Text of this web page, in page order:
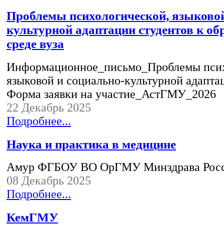
Проблемы психологической,
культурной адаптации студентов к
среде вуза
Информационное_письмо_Проблемы
языковой и социально-культурной
Форма заявки на участие_АстГМУ_2026
22 Декабрь 2025
Подробнее...
Наука и практика в медицине
Амур ФГБОУ ВО ОрГМУ Минздрава
08 Декабрь 2025
Подробнее...
КемГМУ